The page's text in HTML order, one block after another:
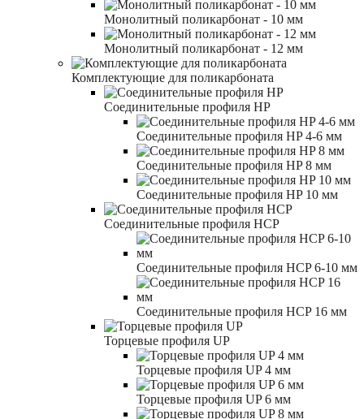
Монолитный поликарбонат - 10 мм
Монолитный поликарбонат - 12 мм
Комплектующие для поликарбоната
Соединительные профиля HP
Соединительные профиля HP 4-6 мм
Соединительные профиля HP 8 мм
Соединительные профиля HP 10 мм
Соединительные профиля HCP
Соединительные профиля HCP 6-10 мм
Соединительные профиля HCP 16 мм
Торцевые профиля UP
Торцевые профиля UP 4 мм
Торцевые профиля UP 6 мм